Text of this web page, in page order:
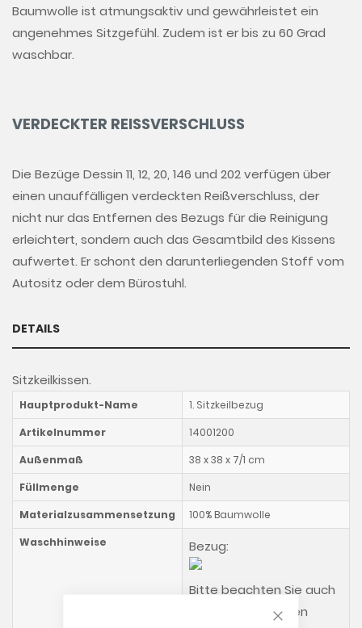
CLOSE
Baumwolle ist atmungsaktiv und gewährleistet ein
angenehmes Sitzgefühl. Zudem ist er bis zu 60 Grad
waschbar.
VERDECKTER REISSVERSCHLUSS
Die Bezüge Dessin 11, 12, 20, 146 und 202 verfügen über
einen unauffälligen verdeckten Reißverschluss, der
nicht nur das Entfernen des Bezugs für die Reinigung
erleichtert, sondern auch das Gesamtbild des Kissens
aufwertet. Er schont den darunterliegenden Stoff vom
Autositz oder dem Bürostuhl.
DETAILS
Sitzkeilkissen.
Hauptprodukt-Name 1. Sitzkeilbezug
Artikelnummer
14001200
Außenmaß
38 x 38 x 7/1 cm
Füllmenge
Nein
Materialzusammensetzung
100% Baumwolle
Waschhinweise
Bezug:
Bitte beachten Sie auch
unsere allgemeinen